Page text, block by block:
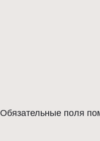
Обязательные поля